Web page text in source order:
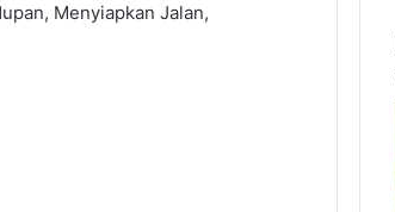
Menyiapkan Jalan,